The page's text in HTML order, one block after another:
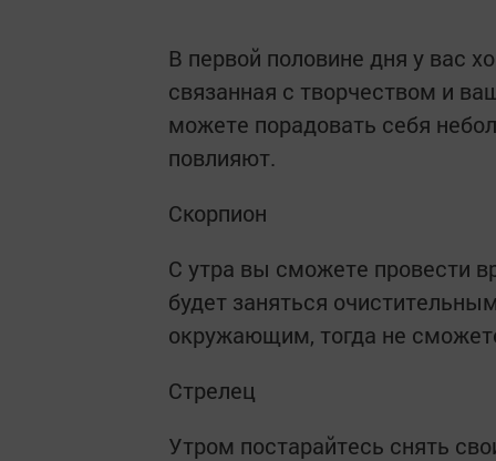
В первой половине дня у вас
связанная с творчеством и
можете порадовать себя
повлияют.
Скорпион
С утра вы сможете провести
будет заняться
окружающим, тогда не
Стрелец
Утром постарайтесь снять